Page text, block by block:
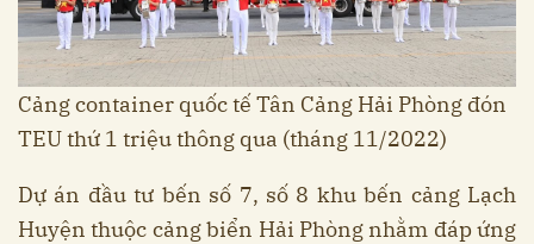
Cảng container quốc tế Tân Cảng Hải Phòng đón
TEU thứ 1 triệu thông qua (tháng 11/2022)
Dự án đầu tư bến số 7, số 8 khu bến cảng Lạch
Huyện thuộc cảng biển Hải Phòng nhằm đáp ứng